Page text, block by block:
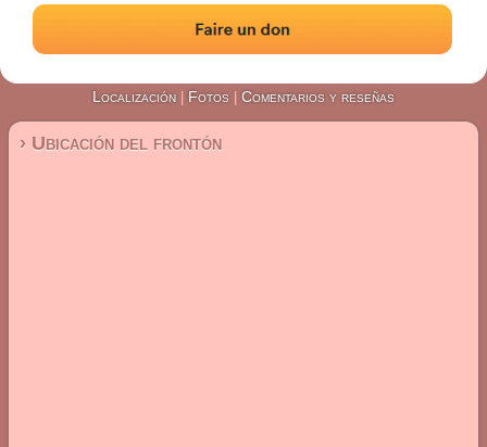
Frontón de pared izquierda
Localización Fotos Comentarios y reseñas
› Ubicación del frontón